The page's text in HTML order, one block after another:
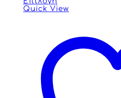
Quick View